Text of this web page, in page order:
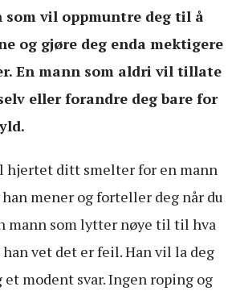
som vil oppmuntre deg til å
og gjøre deg enda mektigere
En mann som aldri vil tillate
eller forandre deg bare for
ditt smelter for en mann
mener og forteller deg når du
mann som lytter nøye til til hva
han vet det er feil. Han vil la deg
modent svar. Ingen roping og